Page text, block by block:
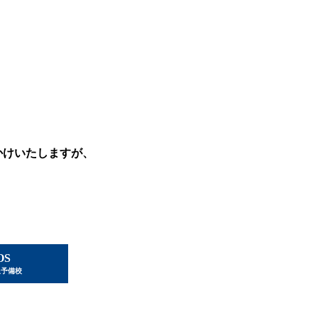
いたしますが、
備校